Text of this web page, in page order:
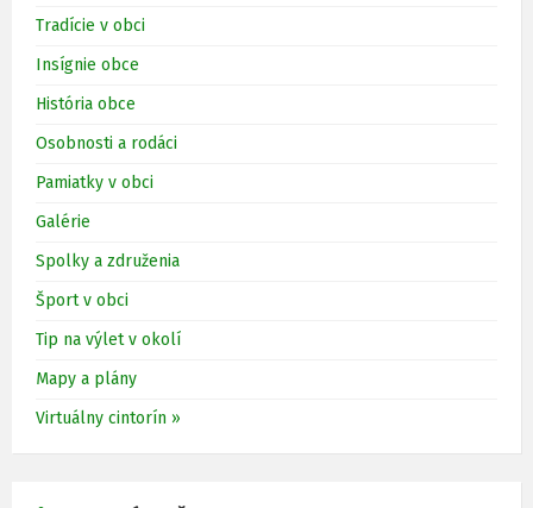
Tradície v obci
Insígnie obce
História obce
Osobnosti a rodáci
Pamiatky v obci
Galérie
Spolky a združenia
Šport v obci
Tip na výlet v okolí
Mapy a plány
Virtuálny cintorín »